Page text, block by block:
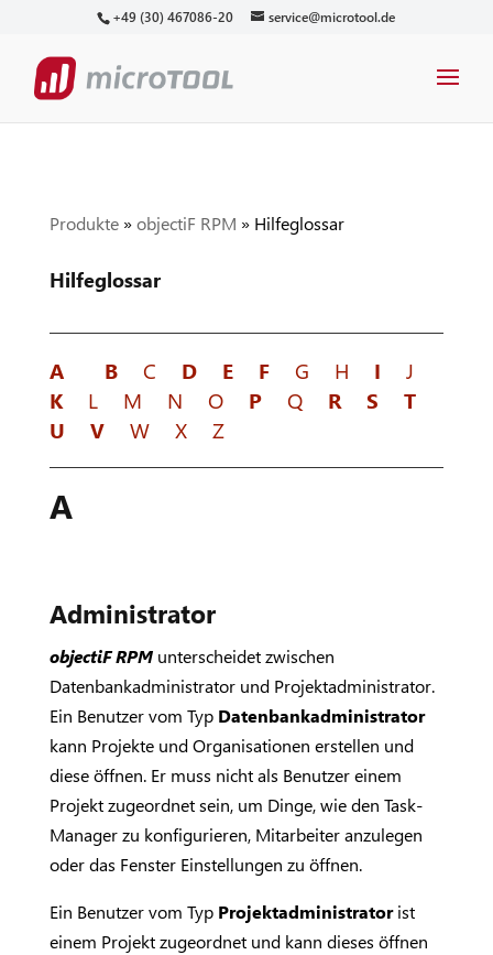
+49 (30) 467086-20 service@microtool.de
Produkte»objectiF RPM » Hilfeglossar
Hilfeglossar
A B C D E F G H I
J
K
L M N O P Q R S
T
U
V W X Z
A
Administrator
objectiF RPMunterscheidet zwischen
Datenbankadministrator und Projektadministrator.
Ein Benutzer vom Typ Datenbankadministrator
kann Projekte und Organisationen erstellen und
diese öffnen. Er muss nicht als Benutzer einem
Projekt zugeordnet sein, um Dinge, wie den Task-
Manager zu konfigurieren, Mitarbeiter anzulegen
oder das Fenster Einstellungen zu öffnen.
Ein Benutzer vom Typ Projektadministratorist
einem Projekt zugeordnet und kann dieses öffnen